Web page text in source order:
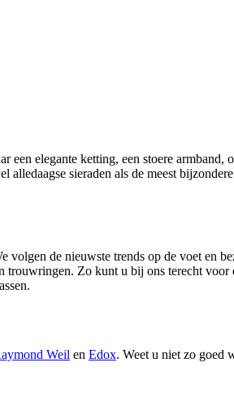
een elegante ketting, een stoere armband,
alledaagse sieraden als de meest
volgen de nieuwste trends op de voet en
trouwringen. Zo kunt u bij ons terecht voor
Weil en Edox. Weet u niet zo goed